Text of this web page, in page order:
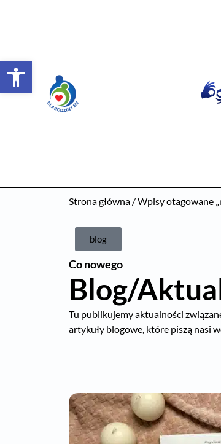
Strona główna / Wpisy otagowane
blog
Co nowego
Blog/
Tu publikujemy aktualności
artykuły blogowe, które piszą nasi
Otwórz pasek narzędzi